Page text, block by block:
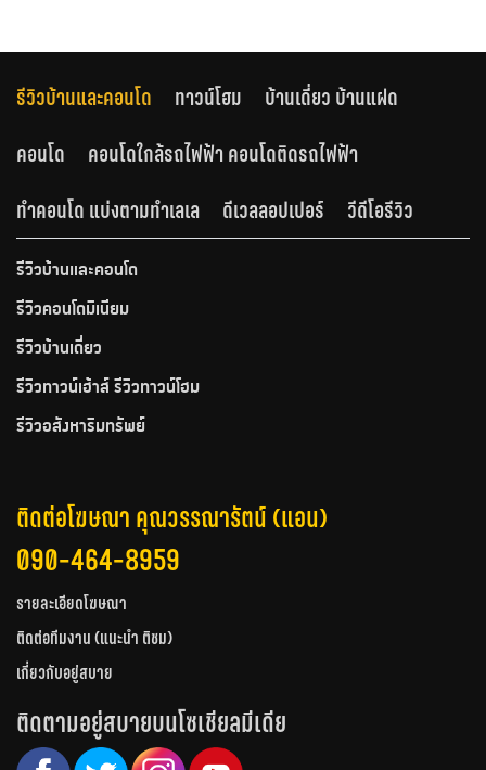
รีวิวบ้านและคอนโด ทาวน์โฮม
บ้านเดี่ยว บ้านแฝด
คอนโด
คอนโดใกล้รถไฟฟ้า คอนโดติดรถไฟฟ้า
ทำคอนโด แบ่งตามทำเลเล
ดีเวลลอปเปอร์ วีดีโอรีวิว
รีวิวบ้านและคอนโด
รีวิวคอนโดมิเนียม
รีวิวบ้านเดี่ยว
รีวิวทาวน์เฮ้าส์ รีวิวทาวน์โฮม
รีวิวอสังหาริมทรัพย์
ติดต่อโฆษณา คุณวรรณารัตน์ (แอน)
090-464-8959
รายละเอียดโฆษณา
ติดต่อทีมงาน (แนะนำ ติชม)
เกี่ยวกับอยู่สบาย
ติดตามอยู่สบายบนโซเชียลมีเดีย